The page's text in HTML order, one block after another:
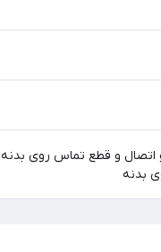
اتصال و قطع تماس روی بدنه
بدنه